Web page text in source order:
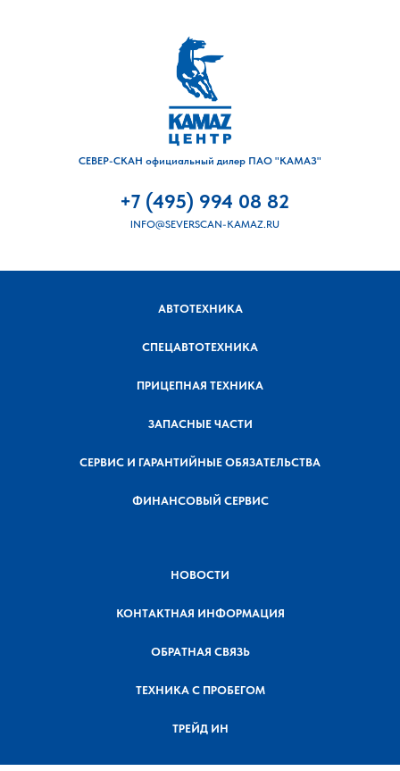
СЕВЕР-СКАН официальный дилер ПАО "КАМАЗ"
+7 (495) 994 08 82
INFO@SEVERSCAN-KAMAZ.RU
АВТОТЕХНИКА
СПЕЦАВТОТЕХНИКА
ПРИЦЕПНАЯ ТЕХНИКА
ЗАПАСНЫЕ ЧАСТИ
СЕРВИС И ГАРАНТИЙНЫЕ ОБЯЗАТЕЛЬСТВА
ФИНАНСОВЫЙ СЕРВИС
НОВОСТИ
КОНТАКТНАЯ ИНФОРМАЦИЯ
ОБРАТНАЯ СВЯЗЬ
ТЕХНИКА С ПРОБЕГОМ
ТРЕЙД ИН